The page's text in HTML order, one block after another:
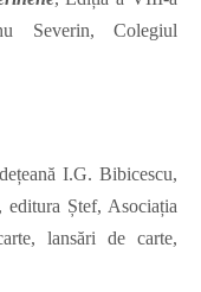
Severin, Colegiul
I.G. Bibicescu,
editura Ștef, Asociația
lansări de carte,